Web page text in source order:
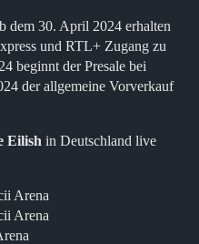
dem 30. April 2024 erhalten
und RTL+ Zugang zu
beginnt der Presale bei
der allgemeine Vorverkauf
Eilish in Deutschland live
Arena
Arena